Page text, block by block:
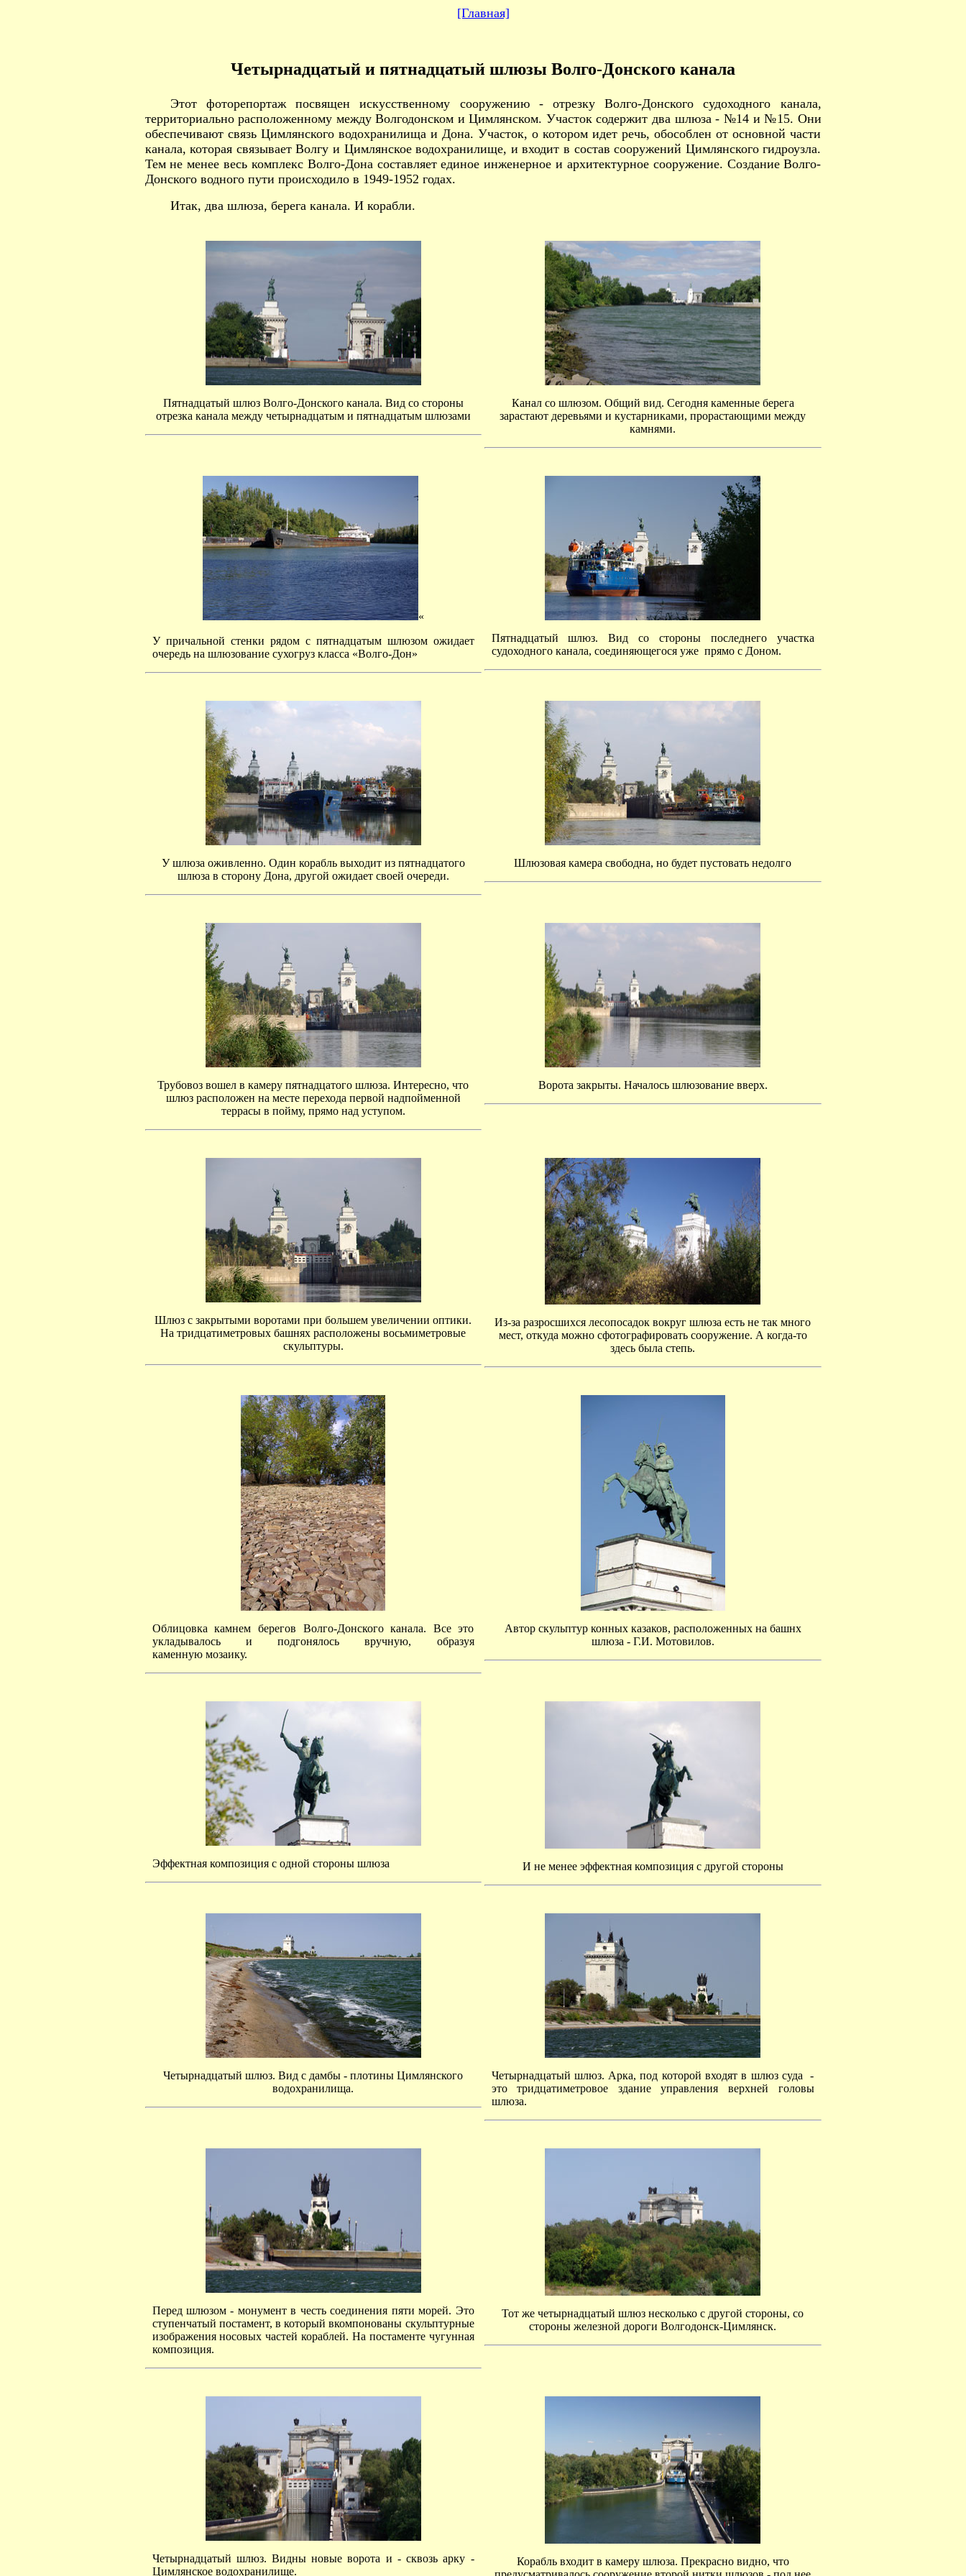
[Главная]
Четырнадцатый и пятнадцатый шлюзы Волго-Донского канала
Этот фоторепортаж посвящен искусственному сооружению - отрезку Волго-Донского судоходного канала,
территориально расположенному между Волгодонском и Цимлянском. Участок содержит два шлюза - №14 и №15. Они
обеспечивают связь Цимлянского водохранилища и Дона. Участок, о котором идет речь, обособлен от основной части
канала, которая связывает Волгу и Цимлянское водохранилище, и входит в состав сооружений Цимлянского гидроузла.
Тем не менее весь комплекс Волго-Дона составляет единое инженерное и архитектурное сооружение. Создание Волго-
Донского водного пути происходило в 1949-1952 годах.
Итак, два шлюза, берега канала. И корабли.
Пятнадцатый шлюз Волго-Донского канала. Вид со стороны
отрезка канала между четырнадцатым и пятнадцатым шлюзами
Канал со шлюзом. Общий вид. Сегодня каменные берега
зарастают деревьями и кустарниками, прорастающими между
камнями.
«
У причальной стенки рядом с пятнадцатым шлюзом ожидает
очередь на шлюзование сухогруз класса «Волго-Дон»
Пятнадцатый шлюз. Вид со стороны последнего участка
судоходного канала, соединяющегося уже прямо с Доном.
У шлюза оживленно. Один корабль выходит из пятнадцатого
шлюза в сторону Дона, другой ожидает своей очереди.
Шлюзовая камера свободна, но будет пустовать недолго
Трубовоз вошел в камеру пятнадцатого шлюза. Интересно, что
шлюз расположен на месте перехода первой надпойменной
террасы в пойму, прямо над уступом.
Ворота закрыты. Началось шлюзование вверх.
Шлюз с закрытыми воротами при большем увеличении оптики.
На тридцатиметровых башнях расположены восьмиметровые
скульптуры.
Из-за разросшихся лесопосадок вокруг шлюза есть не так много
мест, откуда можно сфотографировать сооружение. А когда-то
здесь была степь.
Облицовка камнем берегов Волго-Донского канала. Все это
укладывалось и подгонялось вручную, образуя
каменную мозаику.
Автор скульптур конных казаков, расположенных на башнх
шлюза - Г.И. Мотовилов.
Эффектная композиция с одной стороны шлюза И не менее эффектная композиция с другой стороны
Четырнадцатый шлюз. Вид с дамбы - плотины Цимлянского
водохранилища.
Четырнадцатый шлюз. Арка, под которой входят в шлюз суда -
это тридцатиметровое здание управления верхней головы
шлюза.
Перед шлюзом - монумент в честь соединения пяти морей. Это
ступенчатый постамент, в который вкомпонованы скульптурные
изображения носовых частей кораблей. На постаменте чугунная
композиция.
Тот же четырнадцатый шлюз несколько с другой стороны, со
стороны железной дороги Волгодонск-Цимлянск.
Четырнадцатый шлюз. Видны новые ворота и - сквозь арку -
Цимлянское водохранилище.
Корабль входит в камеру шлюза. Прекрасно видно, что